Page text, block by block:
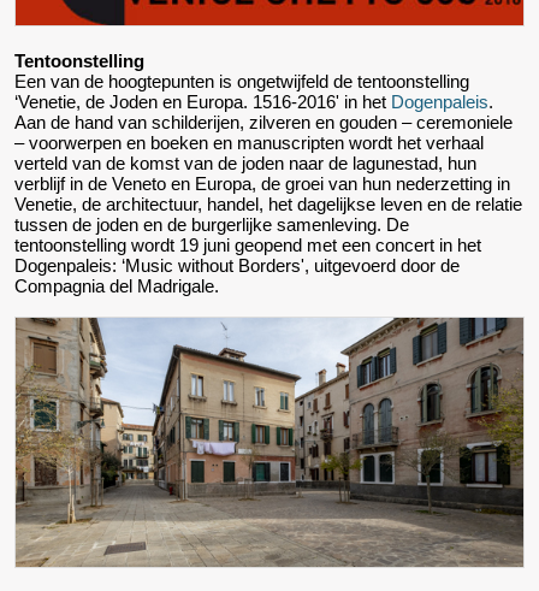
Tentoonstelling
Een van de hoogtepunten is ongetwijfeld de tentoonstelling
‘Venetie, de Joden en Europa. 1516-2016' in het Dogenpaleis.
Aan de hand van schilderijen, zilveren en gouden – ceremoniele
– voorwerpen en boeken en manuscripten wordt het verhaal
verteld van de komst van de joden naar de lagunestad, hun
verblijf in de Veneto en Europa, de groei van hun nederzetting in
Venetie, de architectuur, handel, het dagelijkse leven en de relatie
tussen de joden en de burgerlijke samenleving. De
tentoonstelling wordt 19 juni geopend met een concert in het
Dogenpaleis: ‘Music without Borders', uitgevoerd door de
Compagnia del Madrigale.